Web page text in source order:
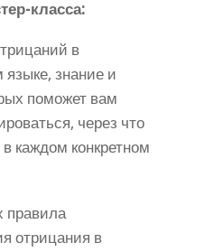
класса:
в
языке, знание и
поможет вам
через что
каждом конкретном
правила
отрицания в